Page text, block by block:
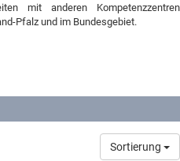
mit anderen Kompetenzzentren
Pfalz und im Bundesgebiet.
Sortierung